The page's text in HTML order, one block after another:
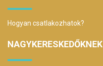
Hogyan csatlakozhatok?
NAGYKERESKEDŐKNEK